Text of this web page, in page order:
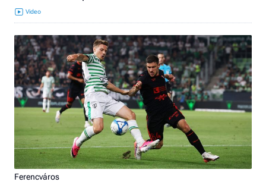
Ferencváros